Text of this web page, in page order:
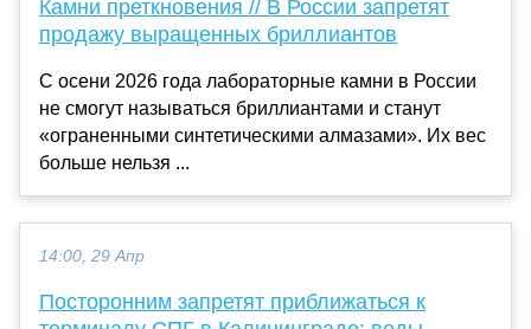
Камни преткновения // В России запретят
продажу выращенных бриллиантов
С осени 2026 года лабораторные камни в России
не смогут называться бриллиантами и станут
«ограненными синтетическими алмазами». Их вес
больше нельзя ...
14:00, 29 Апр
Посторонним запретят приближаться к